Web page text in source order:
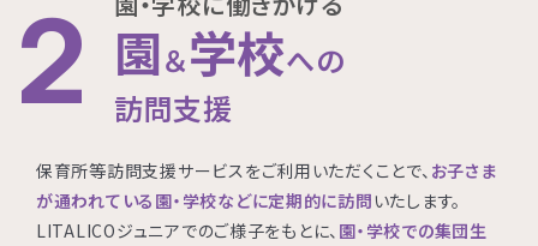
2 園＆学校への
訪問支援
保育所等訪問支援サービスをご利用いただくことで、 お子さま
が通われている園・学校などに定期的に訪問いたします。
LITALICOジュニアでのご様子をもとに、 園・学校での集団生
立川市
板橋区
大田区
横浜市中区
横浜市都筑区
横浜市西区
横浜市旭区
大阪市北区
大阪市都島区